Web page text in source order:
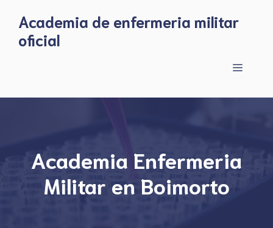
content
Academia de enfermeria militar
oficial
Menu
Academia Enfermeria
Militar en Boimorto